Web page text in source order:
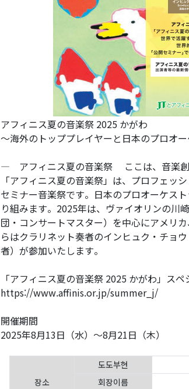
アフィニス夏の音楽祭 2025 かがわ
～海外のトッププレイヤーと日本のプロオ
― アフィニス夏の音楽祭 ここは、音楽
「アフィニス夏の音楽祭」は、プロフェッ
セミナー音楽祭です。日本のプロオーケス
り組みます。2025年は、ヴァイオリンの川
団・コンサートマスター）を中心にアメリ
らはクラリネット奏者のインヒュク・チョ
者）が参加いたします。
「アフィニス夏の音楽祭 2025 かがわ」ス
https://www.affinis.or.jp/summer_j/
開催期間
2025年8月13日（水）～8月21日（木）
장소
도도부현
회장이름